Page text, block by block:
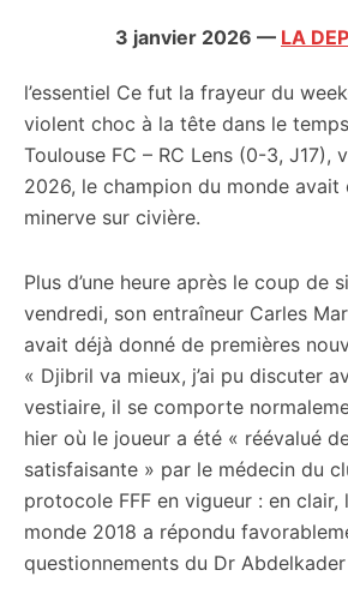
3 janvier 2026 — LA
l’essentiel Ce fut la frayeur du
violent choc à la tête dans le
Toulouse FC – RC Lens (0-3, J17),
2026, le champion du monde avait
minerve sur civière.
Plus d’une heure après le coup de
vendredi, son entraîneur Carles
avait déjà donné de premières
« Djibril va mieux, j’ai pu discuter
vestiaire, il se comporte
hier où le joueur a été « réévalué
satisfaisante » par le médecin du
protocole FFF en vigueur : en clair,
monde 2018 a répondu
questionnements du Dr